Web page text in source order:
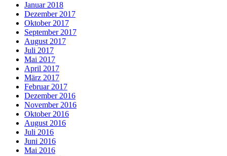
Januar 2018
Dezember 2017
Oktober 2017
September 2017
August 2017
Juli 2017
Mai 2017
April 2017
März 2017
Februar 2017
Dezember 2016
November 2016
Oktober 2016
August 2016
Juli 2016
Juni 2016
Mai 2016